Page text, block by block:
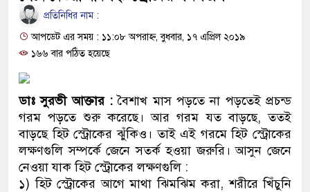
ফ্যাসিবাদবিরোধী আন্দোলনে
সিল-স্বাক্ষর জালিয়াতি চক্রের পাঁচ
উদ্ধার
জনগণ পরিবর্তন চেয়েছে বলেই
প্রতিনিধির নাম :
আপডেট এর সময় : ১১:০৮ অপরাহ্ন, বুধবার, ১৭ এপ্রিল ২০১৯
১৬৬ বার পঠিত হয়েছে
ডাঃ সুরভী আক্তার : বৈশাখ মাস পড়তে না পড়তেই প্রচন্ড
গরম পড়তে শুরু করেছে। আর গরম যত বাড়ছে, ততই
বাড়ছে হিট স্ট্রোকের ঝুঁকিও। তাই এই গরমে হিট স্ট্রোকের
লক্ষণগুলি সম্পর্কে জেনে সতর্ক হওয়া জরুরি। আসুন জেনে
নেওয়া যাক হিট স্ট্রোকের লক্ষণগুলি :
১) হিট স্ট্রোকের আগে মাথা ঝিমঝিম করা, শরীরে খিঁচুনি